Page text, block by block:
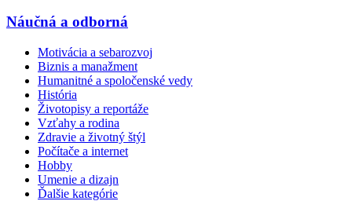
Náučná a odborná
Motivácia a sebarozvoj
Biznis a manažment
Humanitné a spoločenské vedy
História
Životopisy a reportáže
Vzťahy a rodina
Zdravie a životný štýl
Počítače a internet
Hobby
Umenie a dizajn
Ďalšie kategórie